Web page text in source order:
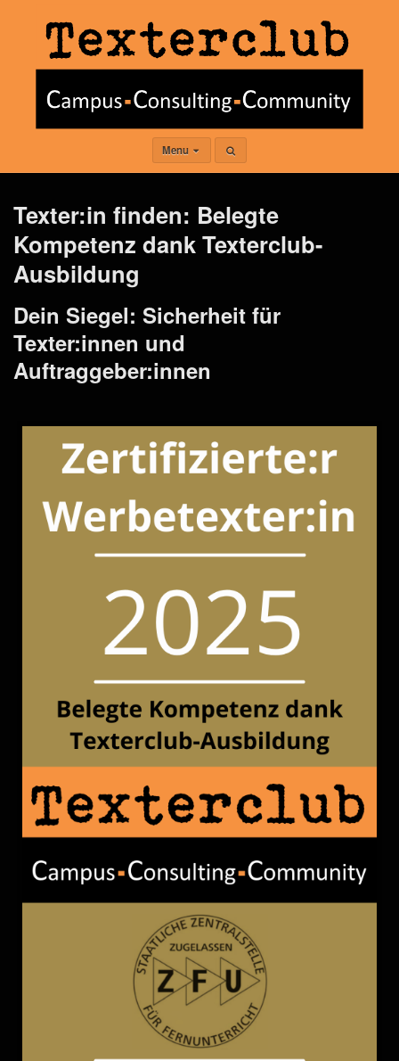
Menu
Texter:in finden: Belegte
Kompetenz dank Texterclub-
Ausbildung
Dein Siegel: Sicherheit für
Texter:innen und
Auftraggeber:innen